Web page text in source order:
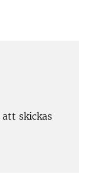
skickas